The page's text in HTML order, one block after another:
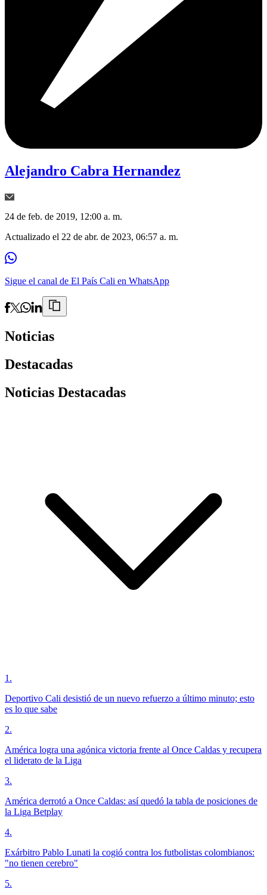
Alejandro Cabra Hernandez
24 de feb. de 2019, 12:00 a. m.
Actualizado el 22 de abr. de 2023, 06:57 a. m.
Sigue el canal de El País Cali en WhatsApp
Noticias
Destacadas
Noticias Destacadas
1 .
Deportivo Cali desistió de un nuevo refuerzo a último minuto; esto
es lo que sabe
2.
América logra una agónica victoria frente al Once Caldas y recupera
el liderato de la Liga
3.
América derrotó a Once Caldas: así quedó la tabla de posiciones de
la Liga Betplay
4.
Exárbitro Pablo Lunati la cogió contra los futbolistas colombianos:
"no tienen cerebro"
5.